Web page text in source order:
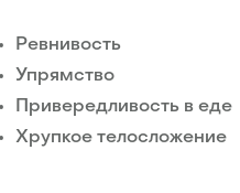
Ревнивость
Упрямство
Привередливость в еде
Хрупкое телосложение